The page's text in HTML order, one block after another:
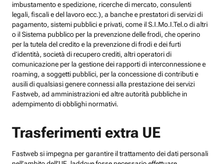
imbustamento e spedizione, ricerche di mercato, consulenti
legali, fiscali e del lavoro ecc.), a banche e prestatori di servizi di
pagamento, sistemi pubblici e privati, come il S.I.Mo.I.Tel.o di altri
o il Sistema pubblico per la prevenzione delle frodi, che operino
per la tutela del credito e la prevenzione di frodi e dei furti
d’identità, società di recupero crediti, altri operatori di
comunicazione per la gestione dei rapporti di interconnessione e
roaming, a soggetti pubblici, per la concessione di contributi e
ausili di qualsiasi genere connessi alla prestazione dei servizi
Fastweb, ad amministrazioni ed altre autorità pubbliche in
adempimento di obblighi normativi.
Trasferimenti extra UE
Fastweb si impegna per garantire il trattamento dei dati personali